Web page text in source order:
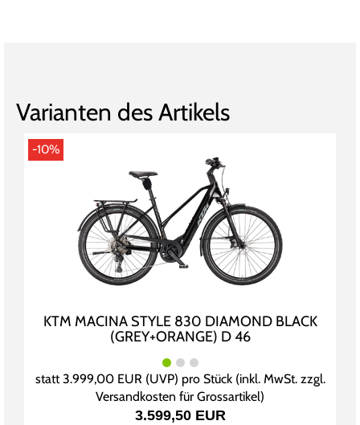
Varianten des Artikels
-10%
KTM MACINA STYLE 830 DIAMOND BLACK
(GREY+ORANGE) D 46
statt3.999,00 EUR(UVP) pro Stück (inkl. MwSt. zzgl.
Versandkosten für Grossartikel)
3.599,50 EUR